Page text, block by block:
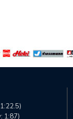
1:87)